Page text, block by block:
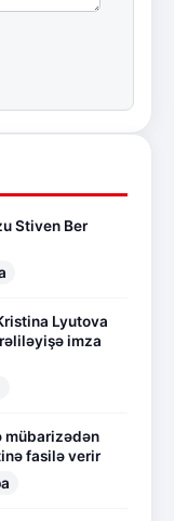
Stiven Ber
Lyutova
imza
mübarizədən
fasilə verir